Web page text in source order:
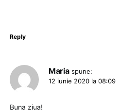
Reply
Maria spune:
12 iunie 2020 la 08:09
Buna ziua!